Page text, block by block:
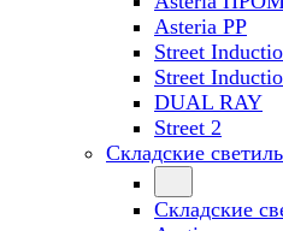
Asteria PP
Street
Street
DUAL RAY
Street 2
Складские
Складские